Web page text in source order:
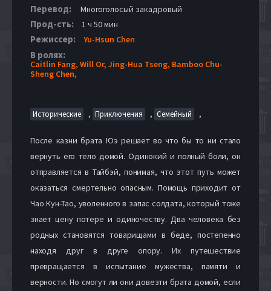
Перевод: Многоголосый закадровый
Прод-сть: 1 ч 50 мин
Режиссер: Yu-Hsun Chen
В ролях:
Caitlin Fang, Will Or, Jing-Hua Tseng, Bamboo Chu-
Sheng Chen,
Исторические , Приключения , Семейный ,
После казни брата Юэ решает во что бы то ни стало
вернуть его тело домой. Одинокий и полный боли, он
отправляется в Тайбэй, понимая, что этот путь может
оказаться смертельно опасным. Помощь приходит от
Чао Кун-Тао, уволенного в запас солдата, который тоже
знает цену потере и одиночеству. Два человека без
родных становятся товарищами в беде, постепенно
находя друг в друге опору. Их путешествие
превращается в испытание мужества, памяти и
верности. Но смогут ли они довезти брата домой, если